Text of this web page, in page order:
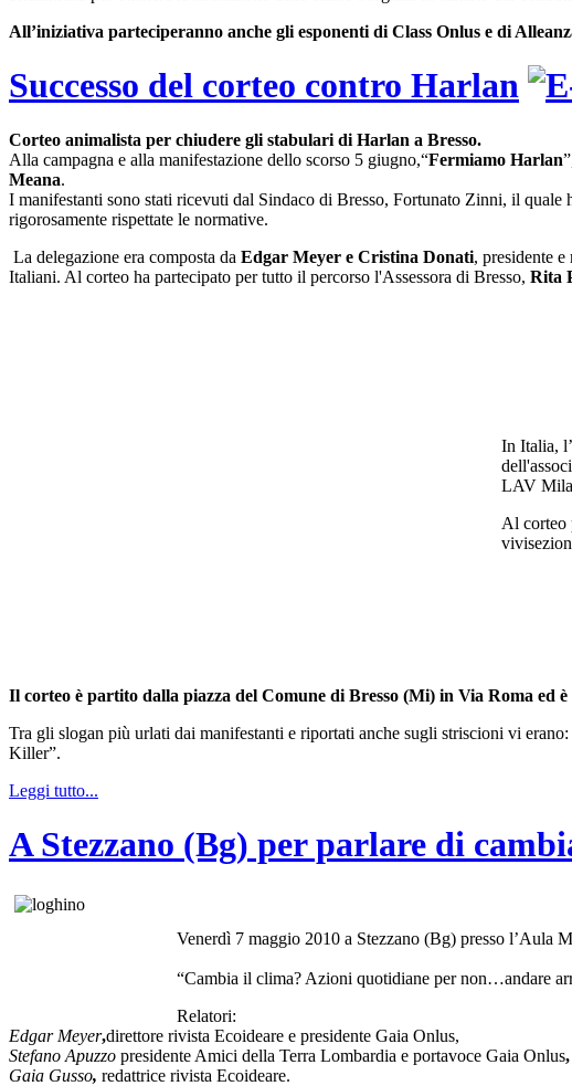
All’iniziativa parteciperanno anche gli esponenti di Class Onlus e di
Successo del corteo contro Harlan
Corteo animalista per chiudere gli stabulari di Harlan a Bresso.
Alla campagna e alla manifestazione dello scorso 5 giugno,“Fermiamo Harlan
Meana.
I manifestanti sono stati ricevuti dal Sindaco di Bresso, Fortunato Zinni, il
rigorosamente rispettate le normative.
La delegazione era composta da Edgar Meyer e Cristina Donati, presidente
Italiani. Al corteo ha partecipato per tutto il percorso l'Assessora di Bresso, Rita
In Italia,
LAV
Al corteo
Il corteo è partito dalla piazza del Comune di Bresso (Mi) in Via Roma ed
Tra gli slogan più urlati dai manifestanti e riportati anche sugli striscioni vi
Killer”.
Leggi tutto...
A Stezzano (Bg) per parlare di
Venerdì 7 maggio 2010 a Stezzano (Bg) presso l’Aula
“Cambia il clima? Azioni quotidiane per non…andare
Relatori:
Edgar Meyer,direttore rivista Ecoideare e presidente Gaia Onlus,
Stefano Apuzzo presidente Amici della Terra Lombardia e portavoce Gaia Onlus,
Gaia Gusso, redattrice rivista Ecoideare.